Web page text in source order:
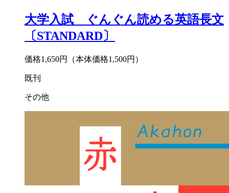
大学入試 ぐんぐん読める英語長文
〔STANDARD〕
価格1,650円 （本体価格1,500円）
既刊
その他